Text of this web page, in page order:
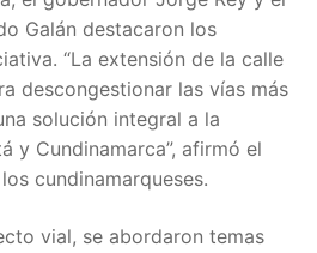
Galán destacaron los
“La extensión de la calle
descongestionar las vías más
solución integral a la
y Cundinamarca”, afirmó el
cundinamarqueses.
vial, se abordaron temas